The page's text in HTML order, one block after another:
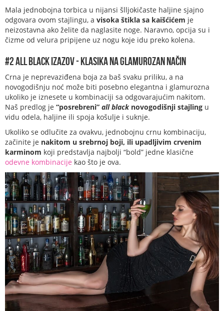
Mala jednobojna torbica u nijansi šlljokičaste haljine sjajno
odgovara ovom stajlingu, a visoka štikla sa kaišćićem je
neizostavna ako želite da naglasite noge. Naravno, opcija su i
čizme od velura pripijene uz nogu koje idu preko kolena.
#2 All black izazov - klasika na glamurozan način
Crna je neprevaziđena boja za baš svaku priliku, a na
novogodišnju noć može biti posebno elegantna i glamurozna
ukoliko je iznesete u kombinaciji sa odgovarajućim nakitom.
Naš predlog je “posrebreni” all blacknovogodišnji stajling u
vidu odela, haljine ili spoja košulje i suknje.
Ukoliko se odlučite za ovakvu, jednobojnu crnu kombinaciju,
začinite je nakitom u srebrnoj boji, ili upadljivim crvenim
karminom koji predstavlja najbolji “bold” jedne klasične
odevne kombinacije kao što je ova.